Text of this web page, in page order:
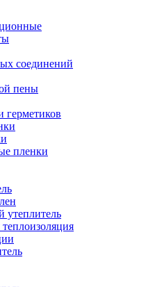
соединений
пены
герметиков
пленки
утеплитель